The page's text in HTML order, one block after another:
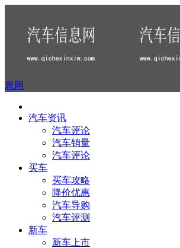
息网
汽车资讯
汽车评论
汽车销量
汽车评论
买车
买车攻略
降价优惠
汽车导购
汽车评测
新车
新车上市